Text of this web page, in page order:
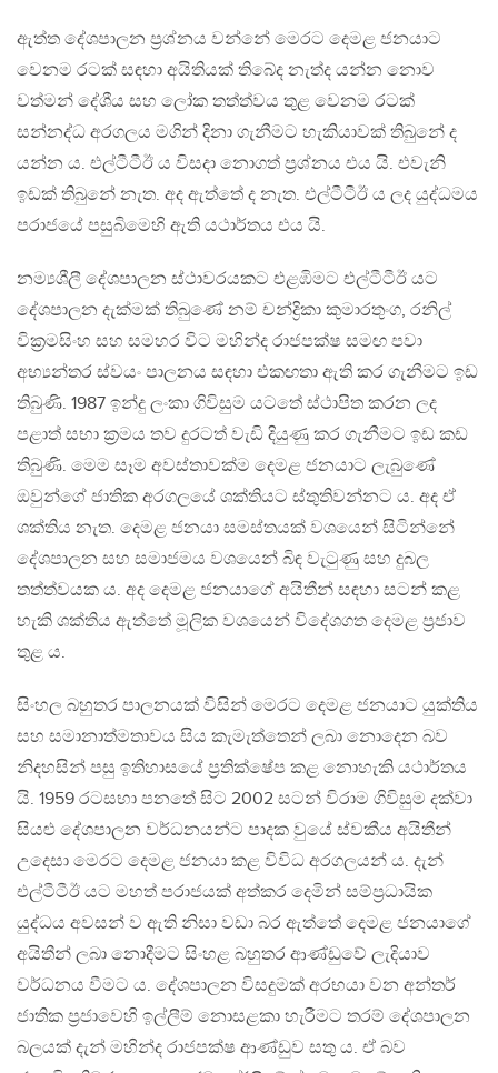
ඇත්ත දේශපාලන ප්‍රශ්නය වන්නේ මෙරට දෙමළ ජනයාට
වෙනම රටක් සඳහා අයිතියක් තිබේද නැත්ද යන්න නොව
වත්මන් දේශීය සහ ලෝක තත්ත්වය තුළ වෙනම රටක්
සන්නද්ධ අරගලය මගින් දිනා ගැනීමට හැකියාවක් තිබුනේ ද
යන්න ය. එල්ටීටීඊ ය විසදා නොගත් ප්‍රශ්නය එය යි. එවැනි
ඉඩක් තිබුනේ නැත. අද ඇත්තේ ද නැත. එල්ටීටීඊ ය ලද යුද්ධමය
පරාජයේ පසුබිමෙහි ඇති යථාර්තය එය යි.
නම්‍යශීලී දේශපාලන ස්ථාවරයකට එළඹිමට එල්ටීටීඊ යට
දේශපාලන දැක්මක් තිබුණේ නම් චන්ද්‍රිකා කුමාරතුංග, රනිල්
වික්‍රමසිංහ සහ සමහර විට මහින්ද රාජපක්ෂ සමඟ පවා
අභ්‍යන්තර ස්වයං පාලනය සඳහා එකඟතා ඇති කර ගැනීමට ඉඩ
තිබුණි. 1987 ඉන්දු ලංකා ගිවිසුම යටතේ ස්ථාපිත කරන ලද
පළාත් සභා ක්‍රමය තව දුරටත් වැඩි දියුණු කර ගැනීමට ඉඩ කඩ
තිබුණි. මෙම සෑම අවස්තාවක්ම දෙමළ ජනයාට ලැබුණේ
ඔවුන්ගේ ජාතික අරගලයේ ශක්තියට ස්තුතිවන්නට ය. අද ඒ
ශක්තිය නැත. දෙමළ ජනයා සමස්තයක් වශයෙන් සිටින්නේ
දේශපාලන සහ සමාජමය වශයෙන් බිඳ වැටුණු සහ දුබල
තත්ත්වයක ය. අද දෙමළ ජනයාගේ අයිතීන් සඳහා සටන් කළ
හැකි ශක්තිය ඇත්තේ මූලික වශයෙන් විදේශගත දෙමළ ප්‍රජාව
තුළ ය.
සිංහල බහුතර පාලනයක් විසින් මෙරට දෙමළ ජනයාට යුක්තිය
සහ සමානාත්මතාවය සිය කැමැත්තෙන් ලබා නොදෙන බව
නිදහසින් පසු ඉතිහාසයේ ප්‍රතික්ෂේප කළ නොහැකි යථාර්තය
යි. 1959 රටසභා පනතේ සිට 2002 සටන් විරාම ගිවිසුම දක්වා
සියළු දේශපාලන වර්ධනයන්ට පාදක වුයේ ස්වකීය අයිතීන්
උදෙසා මෙරට දෙමළ ජනයා කළ විවිධ අරගලයන් ය. දැන්
එල්ටීටීඊ යට මහත් පරාජයක් අත්කර දෙමින් සම්ප්‍රධායික
යුද්ධය අවසන් ව ඇති නිසා වඩා බර ඇත්තේ දෙමළ ජනයාගේ
අයිතීන් ලබා නොදීමට සිංහළ බහුතර ආණ්ඩුවේ ලැදියාව
වර්ධනය වීමට ය. දේශපාලන විසදුමක් අරභයා වන අන්තර්
ජාතික ප්‍රජාවෙහි ඉල්ලීම් නොසළකා හැරීමට තරම් දේශපාලන
බලයක් දැන් මහින්ද රාජපක්ෂ ආණ්ඩුව සතු ය. ඒ බව